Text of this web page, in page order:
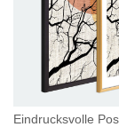
Eindrucksvolle